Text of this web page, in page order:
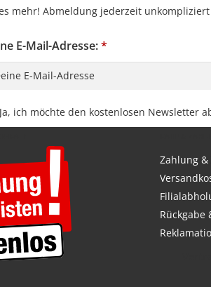
mehr! Abmeldung jederzeit
E-Mail-Adresse:*
Policy Checkbox
Ja, ich möchte den kostenlosen Newsletter
Zahlung
Rückgabe